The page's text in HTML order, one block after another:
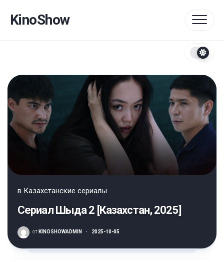
содержанию
KinoShow
в Казахстанские сериалы
Сериал Шыда 2 [Казахстан, 2025]
от KINOSHOWADMIN · 2025-10-05